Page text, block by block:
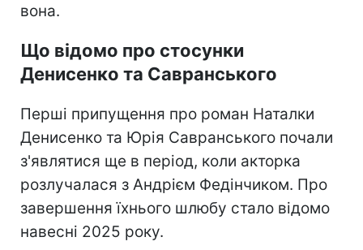
вона.
Що відомо про стосунки
Денисенко та Савранського
Перші припущення про роман Наталки
Денисенко та Юрія Савранського почали
з'являтися ще в період, коли акторка
розлучалася з Андрієм Федінчиком. Про
завершення їхнього шлюбу стало відомо
навесні 2025 року.